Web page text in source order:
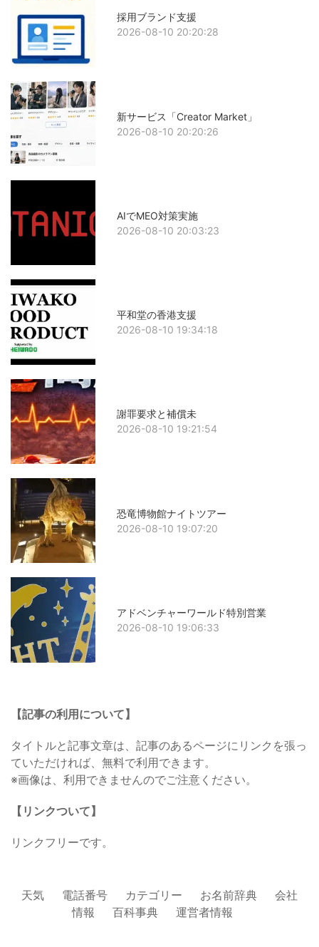
採用ブランド支援
2026-08-10 20:20:28
新サービス「Creator Market」
2026-08-10 20:20:26
AIでMEO対策実施
2026-08-10 20:03:23
平和堂の香港支援
2026-08-10 19:34:18
謝罪要求と補償未
2026-08-10 19:21:54
恐竜博物館ナイトツアー
2026-08-10 19:07:20
アドベンチャーワールド特別営業
2026-08-10 19:06:33
【記事の利用について】
タイトルと記事文章は、記事のあるページにリンクを張っ
ていただければ、無料で利用できます。
※画像は、利用できませんのでご注意ください。
【リンクついて】
リンクフリーです。
天気 電話番号 カテゴリー お名前辞典
会社
情報
百科事典 運営者情報